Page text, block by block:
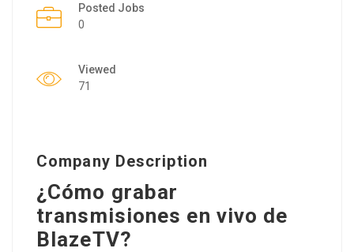
Posted Jobs
0
Viewed
71
Company Description
¿Cómo grabar
transmisiones en vivo de
BlazeTV?